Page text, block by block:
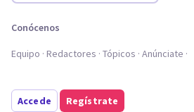
Conócenos
Equipo Redactores Tópicos Anúnciate
Accede Regístrate